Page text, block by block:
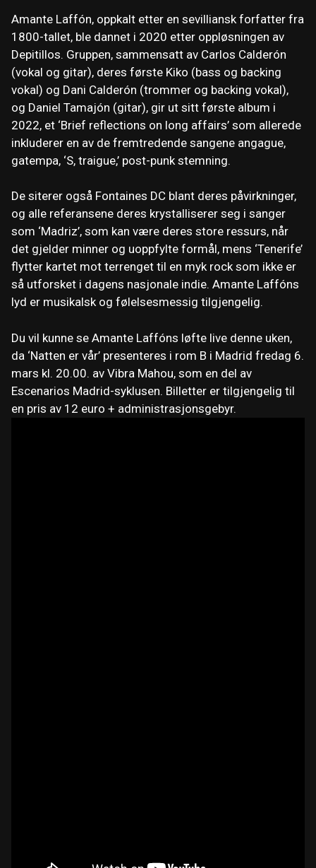
Amante Laffón, oppkalt etter en sevilliansk forfatter fra
1800-tallet, ble dannet i 2020 etter oppløsningen av
Depitillos. Gruppen, sammensatt av Carlos Calderón
(vokal og gitar), deres første Kiko (bass og backing
vokal) og Dani Calderón (trommer og backing vokal),
og Daniel Tamajón (gitar), gir ut sitt første album i
2022, et ‘Brief reflections on long affairs’ som allerede
inkluderer en av de fremtredende sangene angague,
gatempa, ‘S, traigue,’ post-punk stemning.
De siterer også Fontaines DC blant deres påvirkninger,
og alle referansene deres krystalliserer seg i sanger
som ‘Madriz’, som kan være deres store ressurs, når
det gjelder minner og uoppfylte formål, mens ‘Tenerife’
flytter kartet mot terrenget til en myk rock som ikke er
så utforsket i dagens nasjonale indie. Amante Laffóns
lyd er musikalsk og følelsesmessig tilgjengelig.
Du vil kunne se Amante Laffóns løfte live denne uken,
da ‘Natten er vår’ presenteres i rom B i Madrid fredag ​​6.
mars kl. 20.00. av Vibra Mahou, som en del av
Escenarios Madrid-syklusen. Billetter er tilgjengelig til
en pris av 12 euro + administrasjonsgebyr.